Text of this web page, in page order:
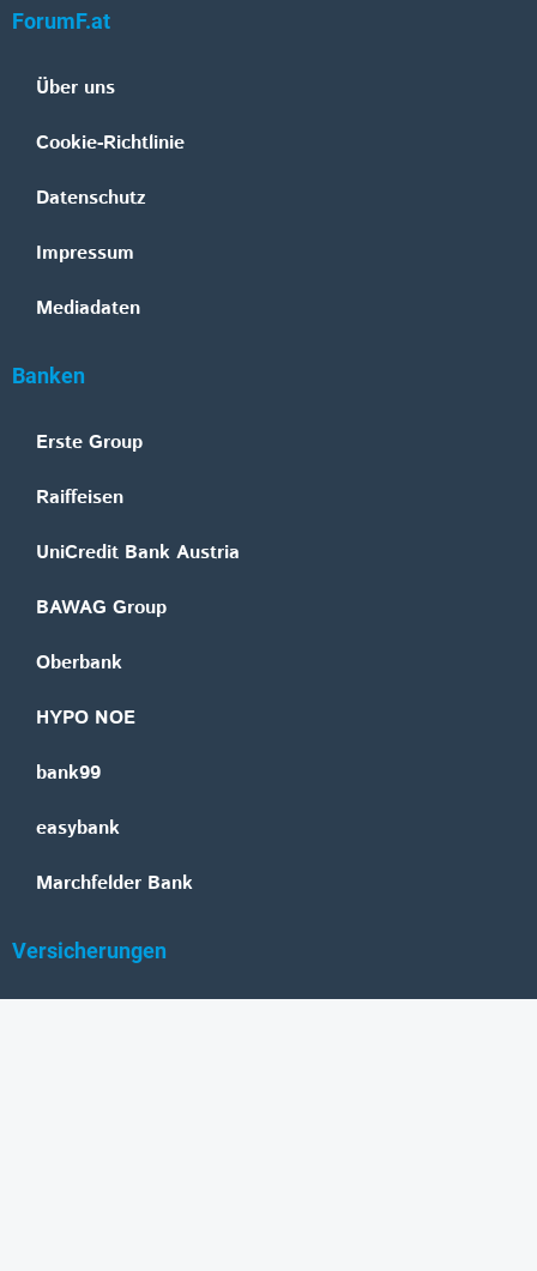
ForumF.at
Über uns
Cookie-Richtlinie
Datenschutz
Impressum
Mediadaten
Banken
Erste Group
Raiffeisen
UniCredit Bank Austria
BAWAG Group
Oberbank
HYPO NOE
bank99
easybank
Marchfelder Bank
Versicherungen